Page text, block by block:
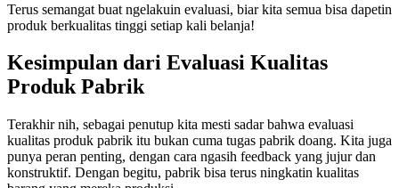
Terus semangat buat ngelakuin evaluasi, biar kita semua bisa dapetin
produk berkualitas tinggi setiap kali belanja!
Kesimpulan dari Evaluasi Kualitas
Produk Pabrik
Terakhir nih, sebagai penutup kita mesti sadar bahwa evaluasi
kualitas produk pabrik itu bukan cuma tugas pabrik doang. Kita juga
punya peran penting, dengan cara ngasih feedback yang jujur dan
konstruktif. Dengan begitu, pabrik bisa terus ningkatin kualitas